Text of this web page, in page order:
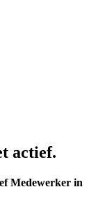
actief.
Medewerker in